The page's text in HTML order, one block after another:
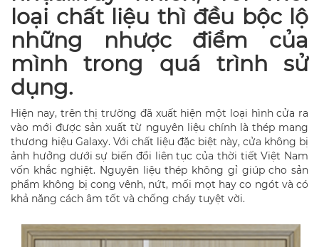
loại chất liệu thì đều bộc lộ
những nhược điểm của
mình trong quá trình sử
dụng.
Hiện nay, trên thị trường đã xuất hiện một loại hình cửa ra
vào mới được sản xuất từ nguyên liệu chính là thép mang
thương hiệu Galaxy. Với chất liệu đặc biệt này, cửa không bị
ảnh hưởng dưới sự biến đổi liên tục của thời tiết Việt Nam
vốn khắc nghiệt. Nguyên liệu thép không gỉ giúp cho sản
phẩm không bị cong vênh, nứt, mối mọt hay co ngót và có
khả năng cách âm tốt và chống cháy tuyệt vời.